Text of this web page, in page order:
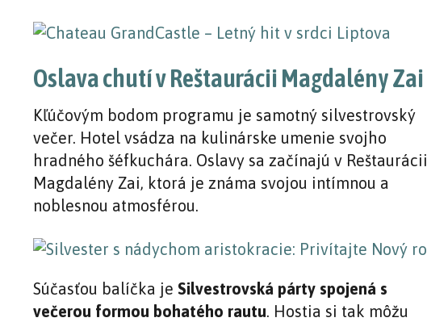
Oslava chutí v Reštaurácii Magdalény Zai
Kľúčovým bodom programu je samotný silvestrovský
večer. Hotel vsádza na kulinárske umenie svojho
hradného šéfkuchára. Oslavy sa začínajú v Reštaurácii
Magdalény Zai, ktorá je známa svojou intímnou a
noblesnou atmosférou.
Súčasťou balíčka je Silvestrovská párty spojená s
večerou formou bohatého rautu. Hostia si tak môžu